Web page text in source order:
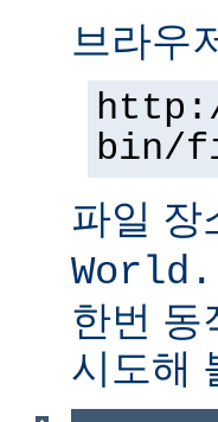
브라우
bin/
파일 장
World.
한번 동
시도해